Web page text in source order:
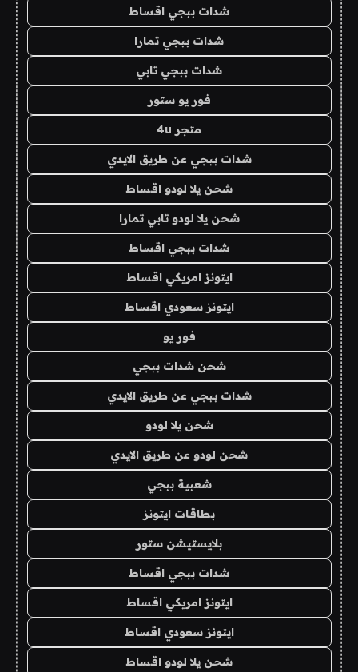
شدات ببجي اقساط
شدات ببجي تمارا
شدات ببجي تابي
فور يو ستور
متجر 4u
شدات ببجي عن طريق الايدي
شحن يلا لودو اقساط
شحن يلا لودو تابي تمارا
شدات ببجي اقساط
ايتونز امريكي اقساط
ايتونز سعودي اقساط
فور يو
شحن شدات ببجي
شدات ببجي عن طريق الايدي
شحن يلا لودو
شحن لودو عن طريق الايدي
شعبية ببجي
بطاقات ايتونز
بلايستيشن ستور
شدات ببجي اقساط
ايتونز امريكي اقساط
ايتونز سعودي اقساط
شحن يلا لودو اقساط